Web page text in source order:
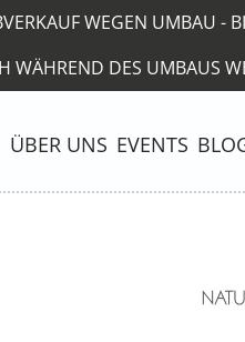
WEGEN UMBAU -
WÄHREND DES UMBAUS
ÜBER UNS EVENTS